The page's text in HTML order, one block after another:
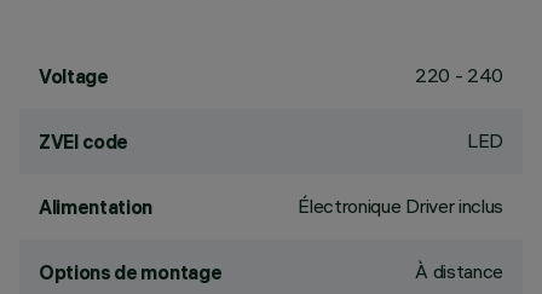
Voltage 220 - 240
ZVEI code LED
Alimentation Électronique Driver inclus
Options de montage À distance